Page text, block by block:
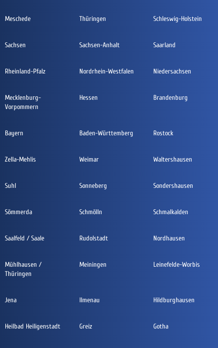
Meschede Thüringen Schleswig-Holstein
Sachsen Sachsen-Anhalt Saarland
Rheinland-Pfalz Nordrhein-Westfalen Niedersachsen
Mecklenburg-
Vorpommern
Hessen Brandenburg
Bayern Baden-Württemberg Rostock
Zella-Mehlis Weimar Waltershausen
Suhl Sonneberg Sondershausen
Sömmerda Schmölln Schmalkalden
Saalfeld / Saale Rudolstadt Nordhausen
Mühlhausen /
Thüringen
Meiningen Leinefelde-Worbis
Jena Ilmenau Hildburghausen
Heilbad Heiligenstadt Greiz Gotha